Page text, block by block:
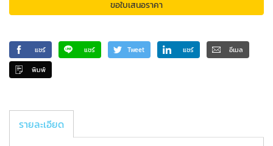
ขอใบเสนอราคา
แชร์ แชร์ Tweet แชร์ อีเมล
พิมพ์
รายละเอียด